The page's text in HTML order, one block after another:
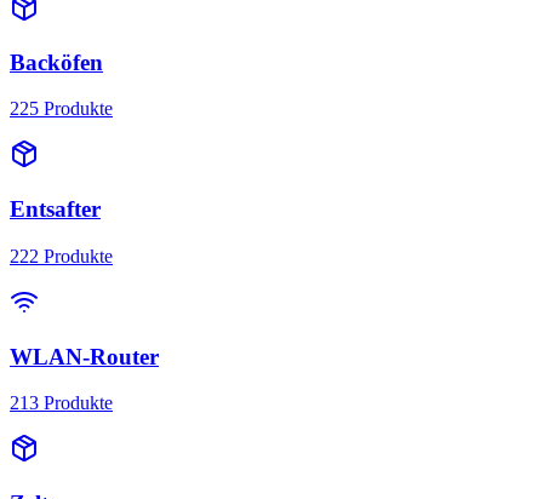
Backöfen
225 Produkte
Entsafter
222 Produkte
WLAN-Router
213 Produkte